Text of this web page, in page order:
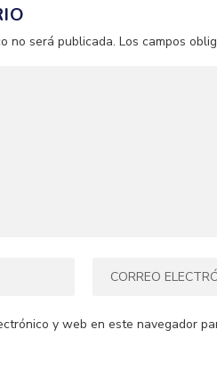
no será publicada. Los campos
y web en este navegador